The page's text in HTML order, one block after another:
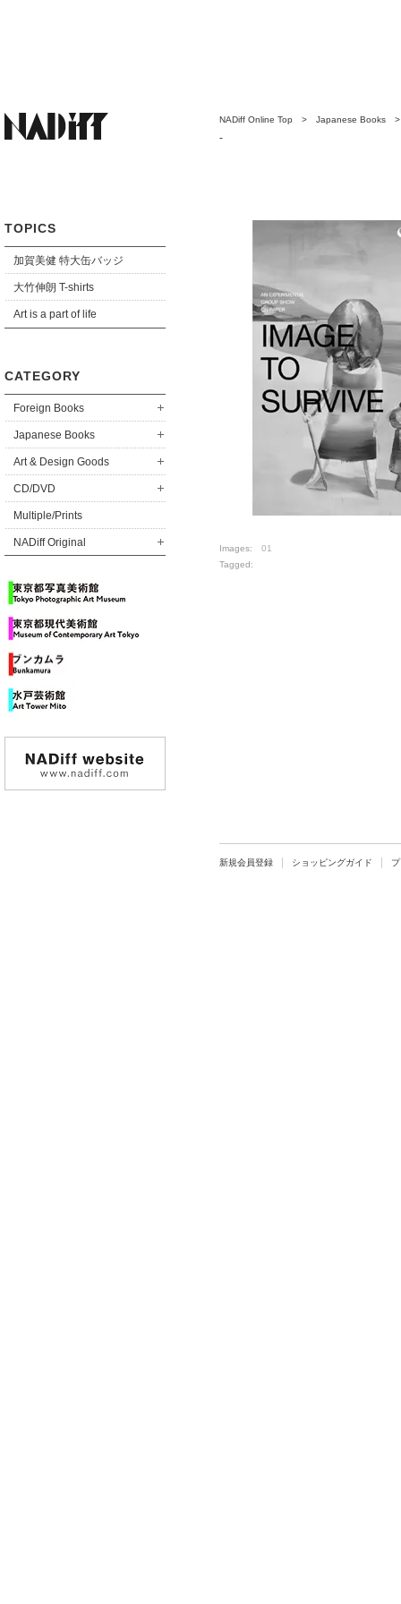
TOPICS
加賀美健 特大缶バッジ
大竹伸朗 T-shirts
Art is a part of life
CATEGORY
Foreign Books
Japanese Books
Art & Design Goods
CD/DVD
Multiple/Prints
NADiff Original
NADiff Online Top > Japanese Books
-
Images: 01
Tagged:
新規会員登録 ショッピングガイド